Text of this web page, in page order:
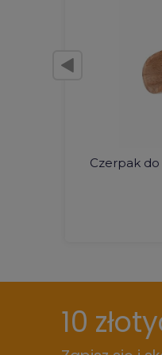
Czerpak
10